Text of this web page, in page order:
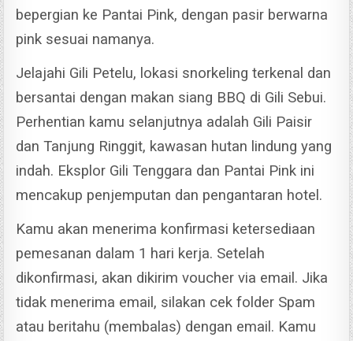
bepergian ke Pantai Pink, dengan pasir berwarna
pink sesuai namanya.
Jelajahi Gili Petelu, lokasi snorkeling terkenal dan
bersantai dengan makan siang BBQ di Gili Sebui.
Perhentian kamu selanjutnya adalah Gili Paisir
dan Tanjung Ringgit, kawasan hutan lindung yang
indah. Eksplor Gili Tenggara dan Pantai Pink ini
mencakup penjemputan dan pengantaran hotel.
Kamu akan menerima konfirmasi ketersediaan
pemesanan dalam 1 hari kerja. Setelah
dikonfirmasi, akan dikirim voucher via email. Jika
tidak menerima email, silakan cek folder Spam
atau beritahu (membalas) dengan email. Kamu